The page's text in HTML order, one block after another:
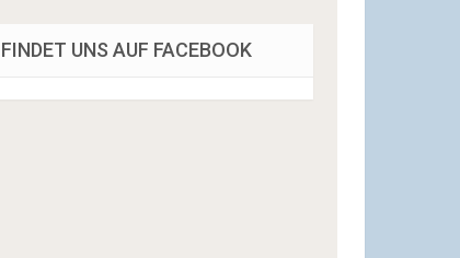
FINDET UNS AUF FACEBOOK